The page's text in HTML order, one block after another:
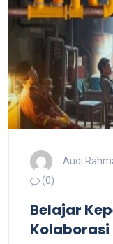
Audi
(0)
Belajar
Kolaborasi